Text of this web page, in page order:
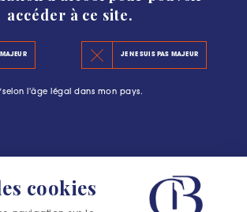
accéder à ce site.
JE NE SUIS PAS MAJEUR
l'âge légal dans mon pays.
cookies